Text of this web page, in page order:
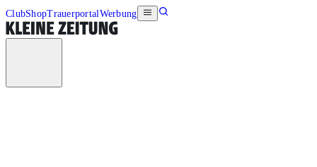
ClubShopTrauerportalWerbung